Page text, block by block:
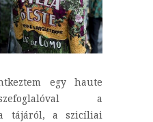
egy haute
a
tájáról, a szicíliai